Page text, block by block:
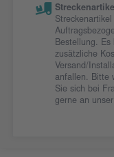
Streckenartikel
Streckenartikel
Bestellung. Es
zusätzliche
Versand/
anfallen. Bitte
Sie sich bei
gerne an unser